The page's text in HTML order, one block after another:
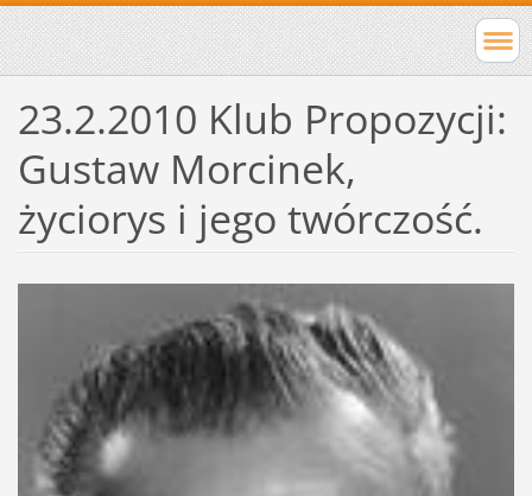
23.2.2010 Klub Propozycji:
Gustaw Morcinek,
życiorys i jego twórczość.